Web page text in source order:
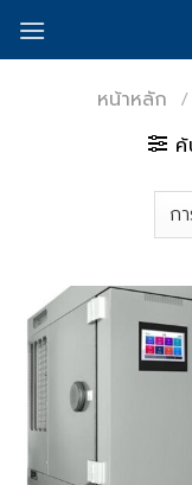
หน้าหลัก /